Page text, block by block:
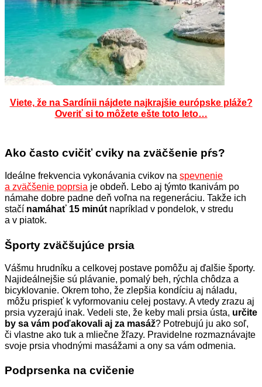
Viete, že na Sardínii nájdete najkrajšie európske pláže?
Overiť si to môžete ešte toto leto…
Ako často cvičiť cviky na zväčšenie pŕs?
Ideálne frekvencia vykonávania cvikov na spevnenie
a zväčšenie poprsia je obdeň. Lebo aj týmto tkanivám po
námahe dobre padne deň voľna na regeneráciu. Takže ich
stačí namáhať 15 minút napríklad v pondelok, v stredu
a v piatok.
Športy zväčšujúce prsia
Vášmu hrudníku a celkovej postave pomôžu aj ďalšie športy.
Najideálnejšie sú plávanie, pomalý beh, rýchla chôdza a
bicyklovanie. Okrem toho, že zlepšia kondíciu aj náladu,
môžu prispieť k vyformovaniu celej postavy. A vtedy zrazu aj
prsia vyzerajú inak. Vedeli ste, že keby mali prsia ústa, určite
by sa vám poďakovali aj za masáž? Potrebujú ju ako soľ,
či vlastne ako tuk a mliečne žľazy. Pravidelne rozmaznávajte
svoje prsia vhodnými masážami a ony sa vám odmenia.
Podprsenka na cvičenie